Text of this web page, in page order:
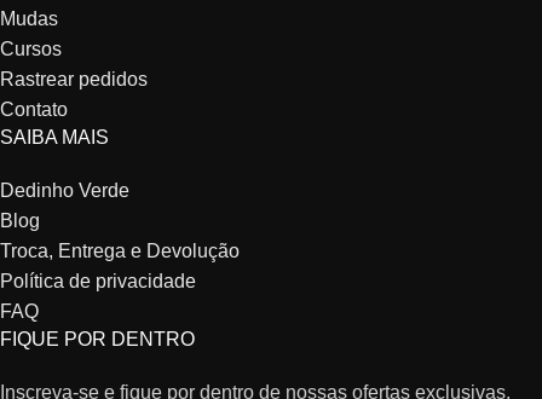
Mudas
Cursos
Rastrear pedidos
Contato
SAIBA MAIS
Dedinho Verde
Blog
Troca, Entrega e Devolução
Política de privacidade
FAQ
FIQUE POR DENTRO
Inscreva-se e fique por dentro de nossas ofertas exclusivas,